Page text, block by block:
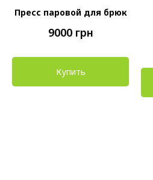
Пресс паровой для брюк
9000 грн
Купить